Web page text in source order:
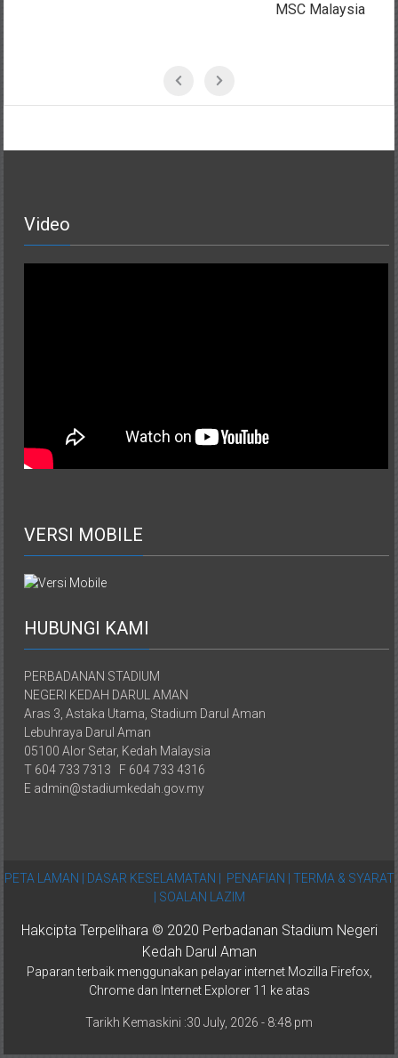
MSC Malaysia
Video
VERSI MOBILE
HUBUNGI KAMI
PERBADANAN STADIUM
NEGERI KEDAH DARUL AMAN
Aras 3, Astaka Utama, Stadium Darul Aman
Lebuhraya Darul Aman
05100 Alor Setar, Kedah Malaysia
T 604 733 7313 F 604 733 4316
E admin@stadiumkedah.gov.my
PETA LAMAN | DASAR KESELAMATAN | PENAFIAN |
TERMA & SYARAT
SOALAN LAZIM
Hakcipta Terpelihara © 2020 Perbadanan Stadium Negeri
Kedah Darul Aman
Paparan terbaik menggunakan pelayar internet Mozilla Firefox,
Chrome dan Internet Explorer 11 ke atas
Tarikh Kemaskini :30 July, 2026 - 8:48 pm